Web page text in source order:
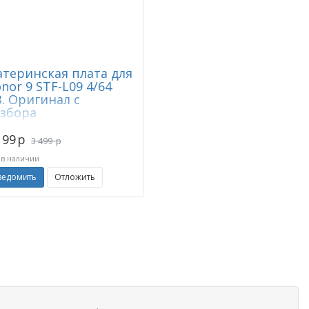
плата для
9 STF-L09 4/64
Оригинал с
p 3 499 p
наличии
Отложить